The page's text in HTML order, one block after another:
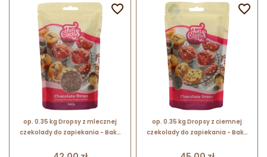
op. 0.35 kg Dropsy z mlecznej
czekolady do zapiekania - Bake
kat. F30125 Fun Cakes

op. 0.35 kg Dropsy z ciemnej
czekolady do zapiekania - Bake
kat. F30120 Fun Cakes
